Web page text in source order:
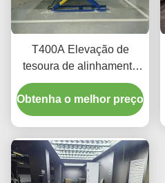
T400A Elevação de
tesoura de alinhamento
durável 4000 kg com
elevação suave
Obtenha o melhor preço